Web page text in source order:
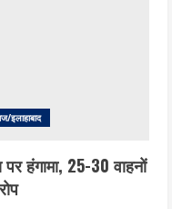
इलाहाबाद
हंगामा, 25-30 वाहनों